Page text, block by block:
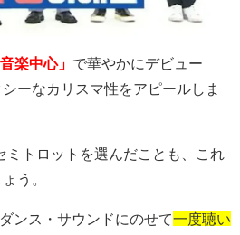
音楽中心」 で華やかにデビュー
ーなカリスマ性をアピールしま
ミトロットを選んだことも、これ
う。
ンス・サウンドにのせて一度聴い